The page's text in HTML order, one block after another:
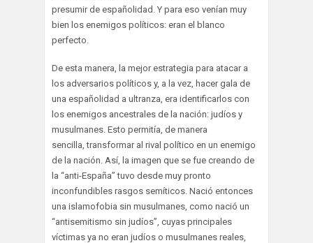
presumir de españolidad. Y para eso venían muy
bien los enemigos políticos: eran el blanco
perfecto.
De esta manera, la mejor estrategia para atacar a
los adversarios políticos y, a la vez, hacer gala de
una españolidad a ultranza, era identificarlos con
los enemigos ancestrales de la nación: judíos y
musulmanes. Esto permitía, de manera
sencilla, transformar al rival político en un enemigo
de la nación. Así, la imagen que se fue creando de
la “anti-España” tuvo desde muy pronto
inconfundibles rasgos semíticos. Nació entonces
una islamofobia sin musulmanes, como nació un
“antisemitismo sin judíos”, cuyas principales
víctimas ya no eran judíos o musulmanes reales,